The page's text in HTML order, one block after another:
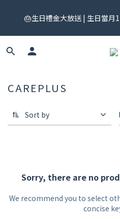
領券中心領，碼
🎂生日禮金大放送 | 生日當月
🎟️ 免運券來了！每月 25 號準時
CAREPLUS
Sort by
Sorry, there are no
We recommend you to select
concise